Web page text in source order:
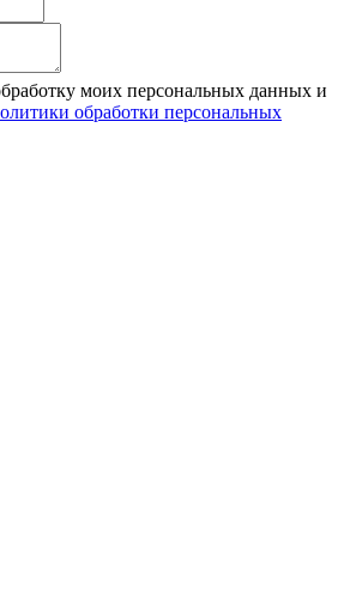
моих персональных данных и
обработки персональных